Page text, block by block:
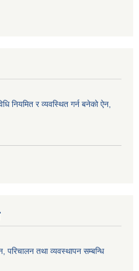
नियमित र व्यवस्थित गर्न बनेको ऐन,
परिचालन तथा व्यवस्थापन सम्बन्धि